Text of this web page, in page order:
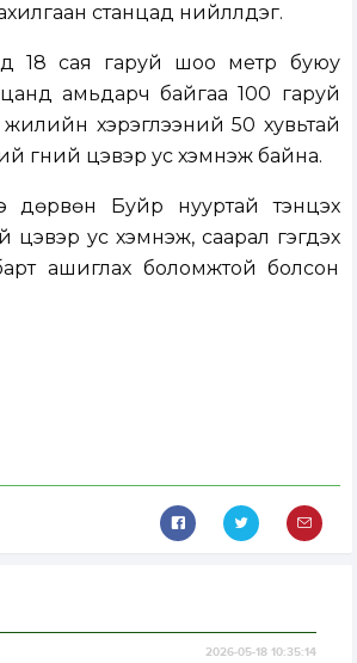
станцад нийлүүлдэг.
18 сая гаруй шоо метр буюу
амьдарч байгаа 100 гаруй
хэрэглээний 50 хувьтай
гүний цэвэр ус хэмнэж байна.
дөрвөн Буйр нууртай тэнцэх
цэвэр ус хэмнэж, саарал гэгдэх
ашиглах боломжтой болсон
2026-05-18 10:35:14